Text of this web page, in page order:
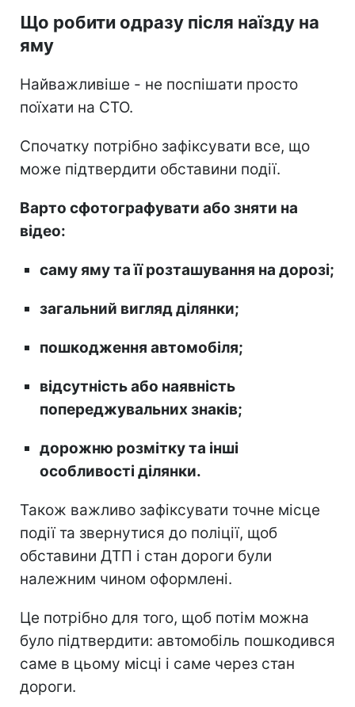
Що робити одразу після наїзду на
яму
Найважливіше - не поспішати просто
поїхати на СТО.
Спочатку потрібно зафіксувати все, що
може підтвердити обставини події.
Варто сфотографувати або зняти на
відео:
саму яму та її розташування на дорозі;
загальний вигляд ділянки;
пошкодження автомобіля;
відсутність або наявність
попереджувальних знаків;
дорожню розмітку та інші
особливості ділянки.
Також важливо зафіксувати точне місце
події та звернутися до поліції, щоб
обставини ДТП і стан дороги були
належним чином оформлені.
Це потрібно для того, щоб потім можна
було підтвердити: автомобіль пошкодився
саме в цьому місці і саме через стан
дороги.